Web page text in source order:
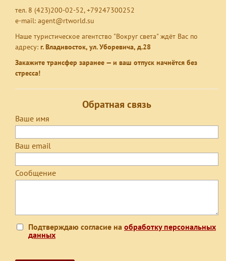
тел. 8 (423)200-02-52, +79247300252
e-mail: agent@rtworld.su
Наше туристическое агентство "Вокруг света" ждёт Вас по
адресу: г. Владивосток, ул. Уборевича, д.28
Закажите трансфер заранее — и ваш отпуск начнётся без
стресса!
Обратная связь
Ваше имя
Ваш email
Сообщение
Подтверждаю согласие на обработку персональных
данных